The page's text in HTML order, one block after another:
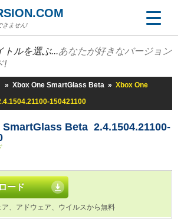
きません!
トルを選ぶ...あなたが好きなバージョン
!
» Xbox One SmartGlass Beta » Xbox One
150421100
Beta 2.4.1504.21100-
ード
ア、アドウェア、ウイルスから無料